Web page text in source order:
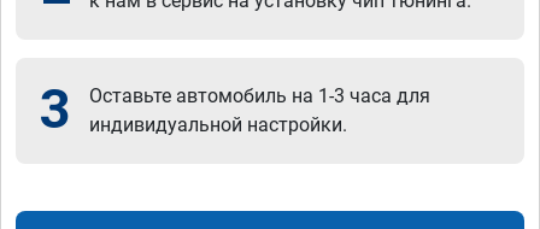
3
Оставьте автомобиль на 1-3 часа для
индивидуальной настройки.